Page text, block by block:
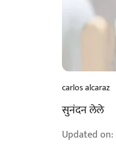
carlos alcaraz
सुनंदन लेले
Updated on: